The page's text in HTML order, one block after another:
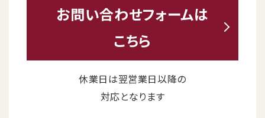
お問い合わせフォームは
こちら
休業日は翌営業日以降の
対応となります